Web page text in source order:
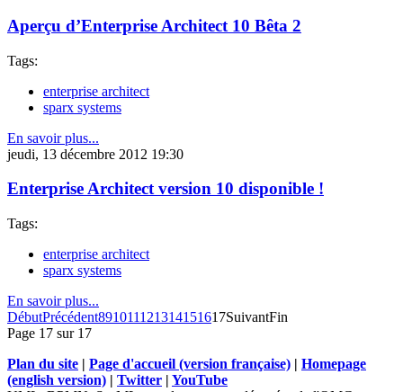
Aperçu d’Enterprise Architect 10 Bêta 2
Tags:
enterprise architect
sparx systems
En savoir plus...
jeudi, 13 décembre 2012 19:30
Enterprise Architect version 10 disponible !
Tags:
enterprise architect
sparx systems
En savoir plus...
DébutPrécédent891011121314151617SuivantFin
Page 17 sur 17
Plan du site | Page d'accueil (version française) | Homepage
(english version) | Twitter | YouTube